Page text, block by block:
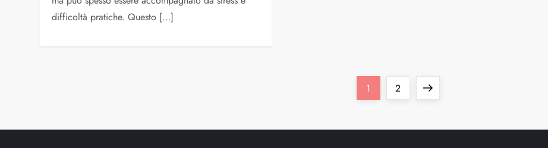
difficoltà pratiche. Questo […]
1 2